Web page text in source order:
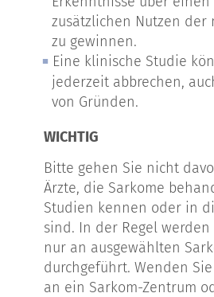
zusätzlichen Nutzen der
zu gewinnen.
Eine klinische Studie
jederzeit abbrechen,
von Gründen.
WICHTIG
Bitte gehen Sie nicht
Ärzte, die Sarkome
Studien kennen oder in
sind. In der Regel
nur an ausgewählten
durchgeführt. Wenden
an ein Sarkom-Zentrum